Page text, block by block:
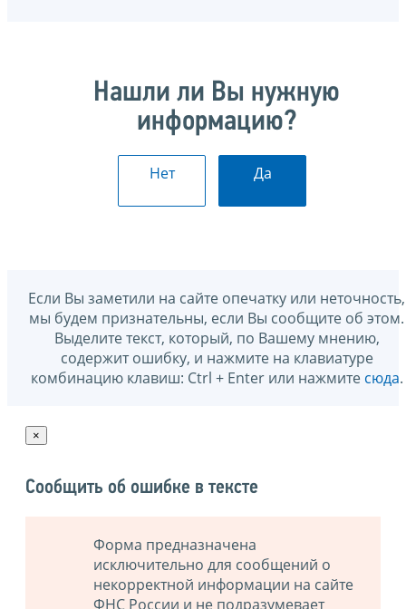
Нашли ли Вы нужную
информацию?
Нет Да
Если Вы заметили на сайте опечатку или неточность,
мы будем признательны, если Вы сообщите об этом.
Выделите текст, который, по Вашему мнению,
содержит ошибку, и нажмите на клавиатуре
комбинацию клавиш: Ctrl + Enter или нажмите сюда.
×
Сообщить об ошибке в тексте
Форма предназначена
исключительно для сообщений о
некорректной информации на сайте
ФНС России и не подразумевает